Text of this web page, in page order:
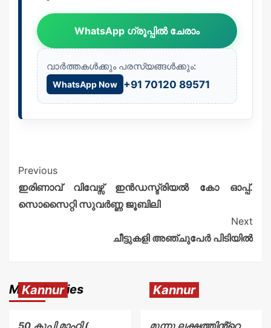
WhatsApp ഗ്രൂപ്പിൽ ചേരാം
വാർത്തകൾക്കും പരസ്യങ്ങൾക്കും:
WhatsApp Now +91 70120 89571
Previous
ഇരിണാവ് വിവേഴ്സ് ഇൻഡസ്ട്രിയൽ കോ ഓപ്പ്.
സൊസൈറ്റി സുവർണ്ണ ജൂബിലി
Next
ചീട്ടുകളി അഞ്ചുപേർ പിടിയിൽ
More Stories
Kannur Kannur